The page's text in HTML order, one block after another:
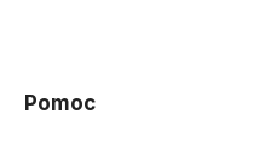
Pomoc